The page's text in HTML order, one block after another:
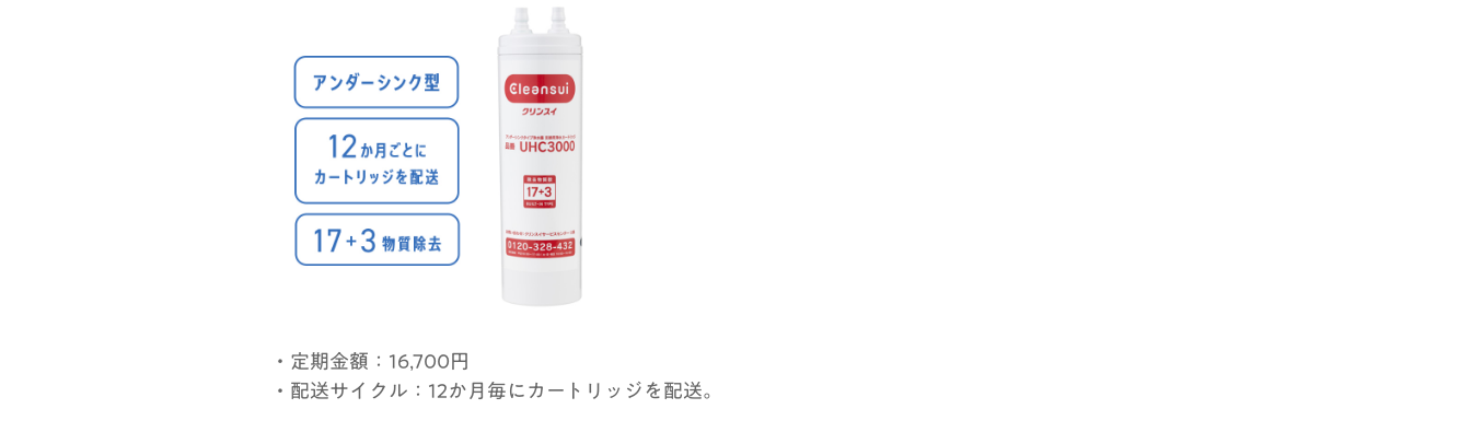
・定期金額：16,700円
・配送サイクル：12か月毎にカートリッジを配送。